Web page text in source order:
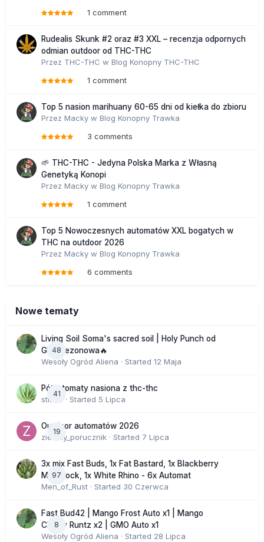
1 comment
Rudealis Skunk #2 oraz #3 XXL – recenzja odpornych
odmian outdoor od THC-THC
Przez THC-THC w Blog Konopny THC-THC
1 comment
Top 5 nasion marihuany 60-65 dni od kiełka do zbioru
Przez Macky w Blog Konopny Trawka
3 comments
🌱 THC-THC - Jedyna Polska Marka z Własną
Genetyką Konopi
Przez Macky w Blog Konopny Trawka
1 comment
Top 5 Nowoczesnych automatów XXL bogatych w
THC na outdoor 2026
Przez Macky w Blog Konopny Trawka
6 comments
Nowe tematy
48
Living Soil Soma's sacred soil | Holy Punch od
GHS sezonowa🔥
Wesoły Ogród Aliena · Started 12 Maja
41
Półautomaty nasiona z thc-thc
stix33 · Started 5 Lipca
19
Outdoor automatów 2026
zielony_porucznik · Started 7 Lipca
97
3x mix Fast Buds, 1x Fat Bastard, 1x Blackberry
Moonrock, 1x White Rhino - 6x Automat
Men_of_Rust · Started 30 Czerwca
8
Fast Bud42 | Mango Frost Auto x1 | Mango
Cherry Runtz x2 | GMO Auto x1
Wesoły Ogród Aliena · Started 28 Lipca